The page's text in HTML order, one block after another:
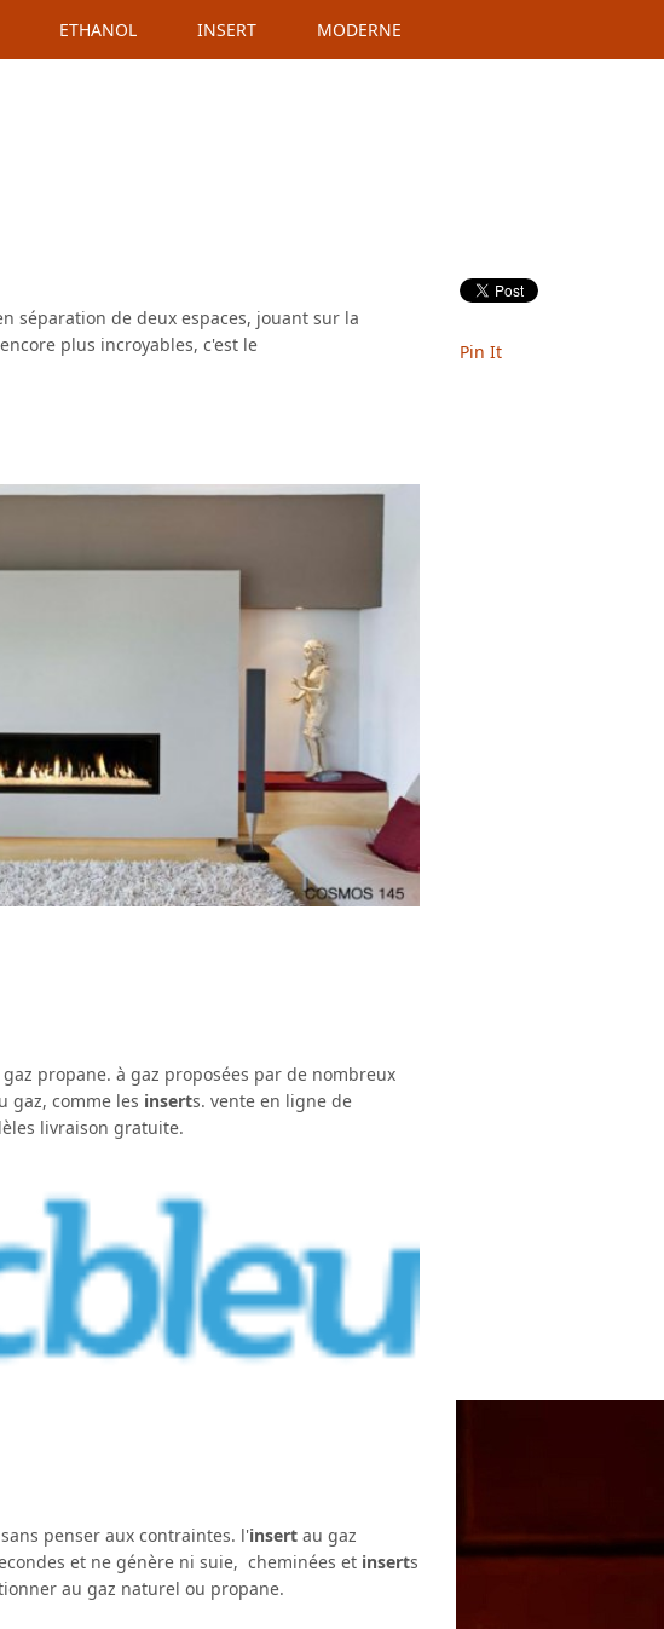
ETHANOL INSERT MODERNE
séparation de deux espaces, jouant sur la
plus incroyables, c'est le
propane. à gaz proposées par de nombreux
gaz, comme les inserts. vente en ligne de
livraison gratuite.
penser aux contraintes. l'insert au gaz
et ne génère ni suie, cheminées et inserts
au gaz naturel ou propane.
Pin It